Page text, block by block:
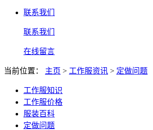
联系我们
联系我们
在线留言
当前位置： 主页 > 工作服资讯 > 定做问题
工作服知识
工作服价格
服装百科
定做问题